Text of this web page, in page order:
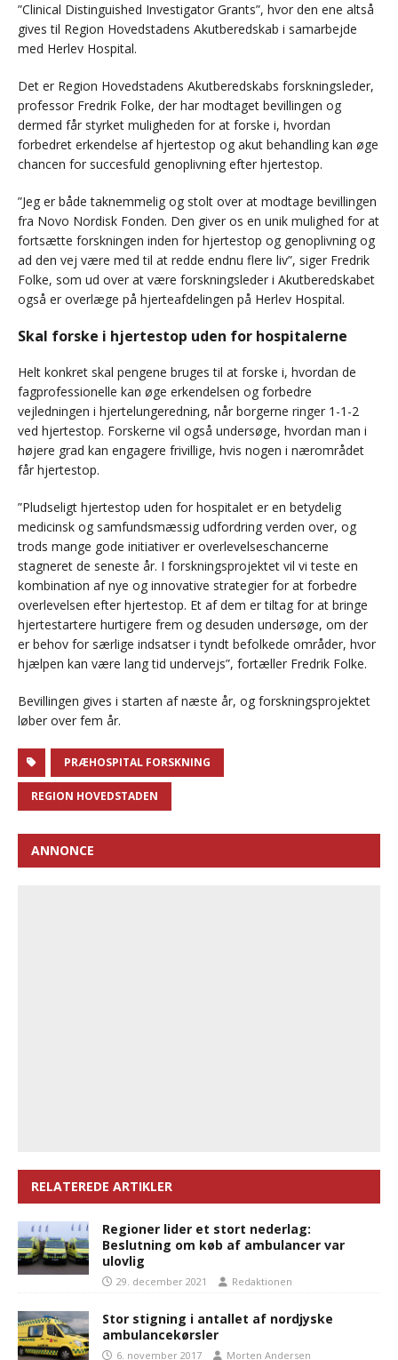
”Clinical Distinguished Investigator Grants”, hvor den ene altså
gives til Region Hovedstadens Akutberedskab i samarbejde
med Herlev Hospital.
Det er Region Hovedstadens Akutberedskabs forskningsleder,
professor Fredrik Folke, der har modtaget bevillingen og
dermed får styrket muligheden for at forske i, hvordan
forbedret erkendelse af hjertestop og akut behandling kan øge
chancen for succesfuld genoplivning efter hjertestop.
”Jeg er både taknemmelig og stolt over at modtage bevillingen
fra Novo Nordisk Fonden. Den giver os en unik mulighed for at
fortsætte forskningen inden for hjertestop og genoplivning og
ad den vej være med til at redde endnu flere liv”, siger Fredrik
Folke, som ud over at være forskningsleder i Akutberedskabet
også er overlæge på hjerteafdelingen på Herlev Hospital.
Skal forske i hjertestop uden for hospitalerne
Helt konkret skal pengene bruges til at forske i, hvordan de
fagprofessionelle kan øge erkendelsen og forbedre
vejledningen i hjertelungeredning, når borgerne ringer 1-1-2
ved hjertestop. Forskerne vil også undersøge, hvordan man i
højere grad kan engagere frivillige, hvis nogen i nærområdet
får hjertestop.
”Pludseligt hjertestop uden for hospitalet er en betydelig
medicinsk og samfundsmæssig udfordring verden over, og
trods mange gode initiativer er overlevelseschancerne
stagneret de seneste år. I forskningsprojektet vil vi teste en
kombination af nye og innovative strategier for at forbedre
overlevelsen efter hjertestop. Et af dem er tiltag for at bringe
hjertestartere hurtigere frem og desuden undersøge, om der
er behov for særlige indsatser i tyndt befolkede områder, hvor
hjælpen kan være lang tid undervejs”, fortæller Fredrik Folke.
Bevillingen gives i starten af næste år, og forskningsprojektet
løber over fem år.
PRÆHOSPITAL FORSKNING
REGION HOVEDSTADEN
ANNONCE
RELATEREDE ARTIKLER
Regioner lider et stort nederlag:
Beslutning om køb af ambulancer var
ulovlig
29. december 2021 Redaktionen
Stor stigning i antallet af nordjyske
ambulancekørsler
6. november 2017 Morten Andersen